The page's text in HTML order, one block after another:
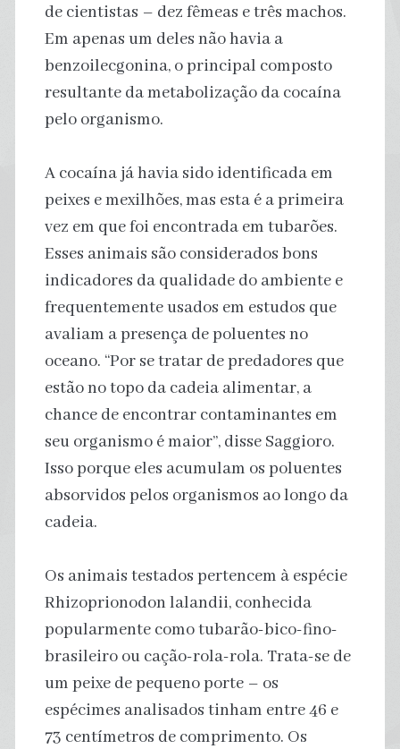
de cientistas – dez fêmeas e três machos.
Em apenas um deles não havia a
benzoilecgonina, o principal composto
resultante da metabolização da cocaína
pelo organismo.
A cocaína já havia sido identificada em
peixes e mexilhões, mas esta é a primeira
vez em que foi encontrada em tubarões.
Esses animais são considerados bons
indicadores da qualidade do ambiente e
frequentemente usados em estudos que
avaliam a presença de poluentes no
oceano. “Por se tratar de predadores que
estão no topo da cadeia alimentar, a
chance de encontrar contaminantes em
seu organismo é maior”, disse Saggioro.
Isso porque eles acumulam os poluentes
absorvidos pelos organismos ao longo da
cadeia.
Os animais testados pertencem à espécie
Rhizoprionodon lalandii, conhecida
popularmente como tubarão-bico-fino-
brasileiro ou cação-rola-rola. Trata-se de
um peixe de pequeno porte – os
espécimes analisados tinham entre 46 e
73 centímetros de comprimento. Os